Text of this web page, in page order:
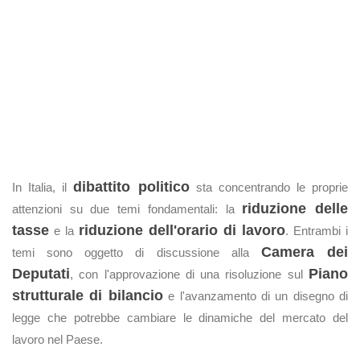
In Italia, ildibattito politicosta concentrando le proprie
attenzioni su due temi fondamentali: la riduzione delle
tasse e la riduzione dell'orario di lavoro. Entrambi i
temi sono oggetto di discussione alla Camera dei
Deputati, con l'approvazione di una risoluzione sul Piano
strutturale di bilancioe l'avanzamento di un disegno di
legge che potrebbe cambiare le dinamiche del mercato del
lavoro nel Paese​.